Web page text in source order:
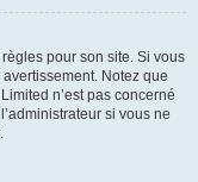
pour son site. Si vous
Notez que
n’est pas concerné
si vous ne